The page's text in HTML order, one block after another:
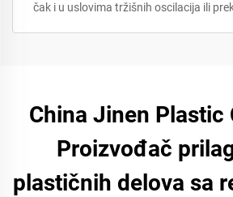
čak i u uslovima tržišnih oscilacija ili
China Jinen Plastic
Proizvođač
plastičnih delova sa